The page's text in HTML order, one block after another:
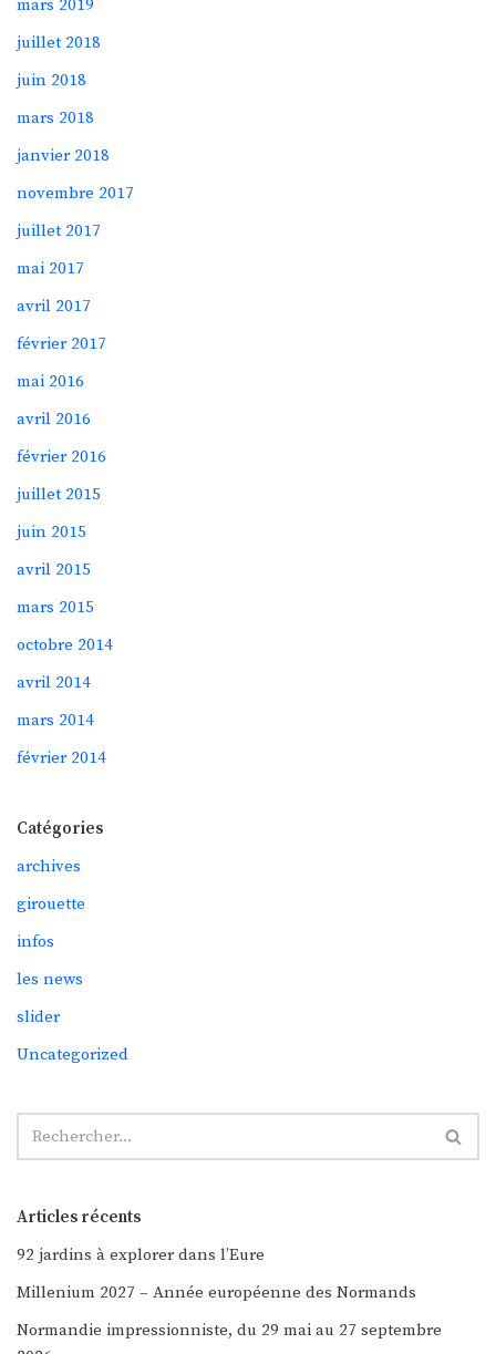
mars 2019
juillet 2018
juin 2018
mars 2018
janvier 2018
novembre 2017
juillet 2017
mai 2017
avril 2017
février 2017
mai 2016
avril 2016
février 2016
juillet 2015
juin 2015
avril 2015
mars 2015
octobre 2014
avril 2014
mars 2014
février 2014
Catégories
archives
girouette
infos
les news
slider
Uncategorized
Articles récents
92 jardins à explorer dans l’Eure
Millenium 2027 – Année européenne des Normands
Normandie impressionniste, du 29 mai au 27 septembre